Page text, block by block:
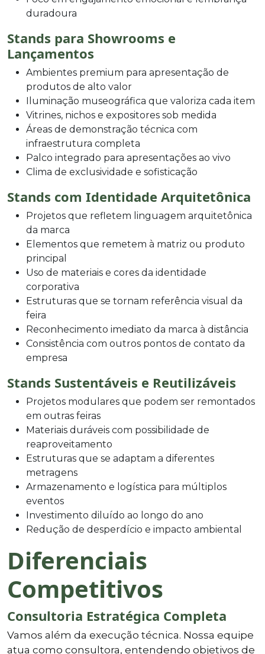
duradoura
Stands para Showrooms e
Lançamentos
Ambientes premium para apresentação de
produtos de alto valor
Iluminação museográfica que valoriza cada item
Vitrines, nichos e expositores sob medida
Áreas de demonstração técnica com
infraestrutura completa
Palco integrado para apresentações ao vivo
Clima de exclusividade e sofisticação
Stands com Identidade Arquitetônica
Projetos que refletem linguagem arquitetônica
da marca
Elementos que remetem à matriz ou produto
principal
Uso de materiais e cores da identidade
corporativa
Estruturas que se tornam referência visual da
feira
Reconhecimento imediato da marca à distância
Consistência com outros pontos de contato da
empresa
Stands Sustentáveis e Reutilizáveis
Projetos modulares que podem ser remontados
em outras feiras
Materiais duráveis com possibilidade de
reaproveitamento
Estruturas que se adaptam a diferentes
metragens
Armazenamento e logística para múltiplos
eventos
Investimento diluído ao longo do ano
Redução de desperdício e impacto ambiental
Diferenciais
Competitivos
Consultoria Estratégica Completa
Vamos além da execução técnica. Nossa equipe
atua como consultora, entendendo objetivos de